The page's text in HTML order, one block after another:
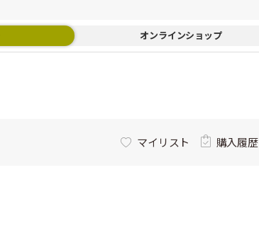
オンラインショップ
マイリスト 購入履歴